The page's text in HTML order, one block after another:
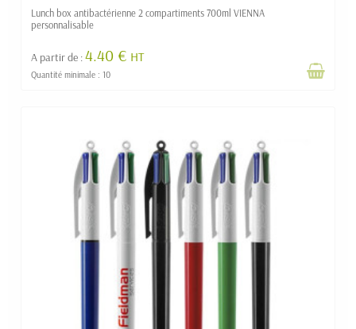
Lunch box antibactérienne 2 compartiments 700ml VIENNA
personnalisable
A partir de :4.40 € HT
Quantité minimale : 10